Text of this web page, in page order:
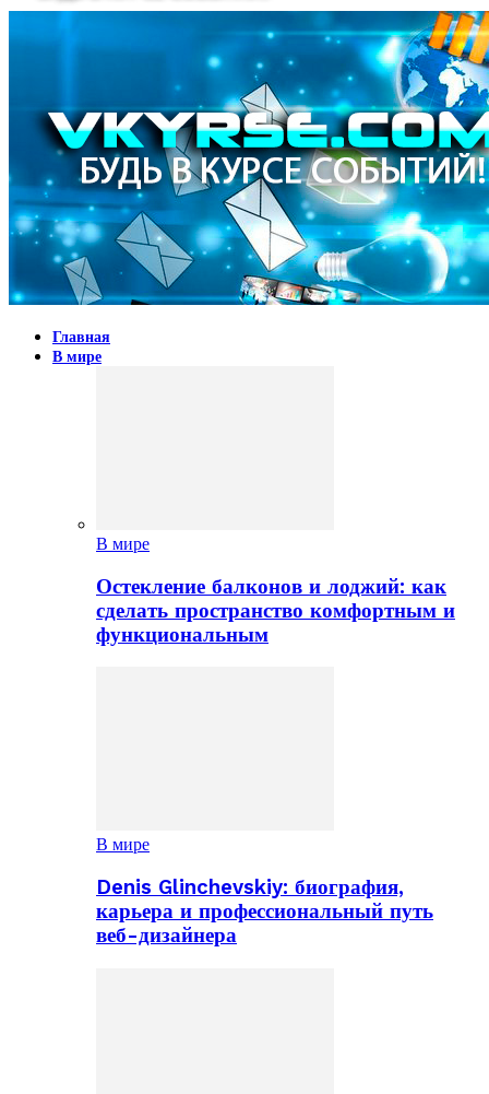
Главная
В мире
В мире
Остекление балконов и лоджий: как
сделать пространство комфортным и
функциональным
В мире
Denis Glinchevskiy: биография,
карьера и профессиональный путь
веб-дизайнера